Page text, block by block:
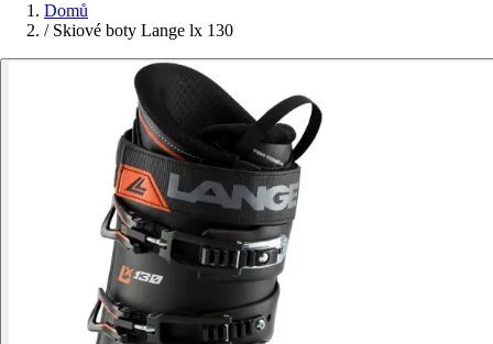
Domů
/ Skiové boty Lange lx 130